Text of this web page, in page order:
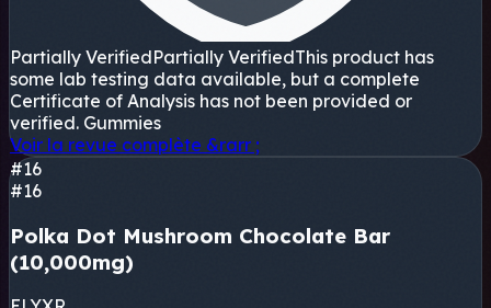
Partially VerifiedPartially VerifiedThis product has
some lab testing data available, but a complete
Certificate of Analysis has not been provided or
verified. Gummies
Voir la revue complète &rarr ;
#16
#16
Polka Dot Mushroom Chocolate Bar
(10,000mg)